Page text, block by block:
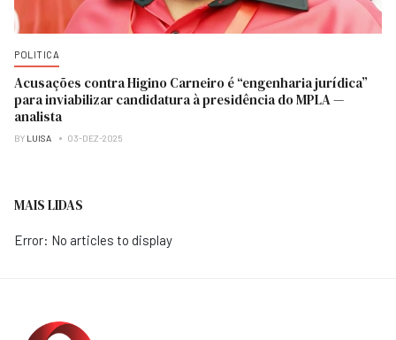
POLITICA
Acusações contra Higino Carneiro é “engenharia jurídica”
para inviabilizar candidatura à presidência do MPLA —
analista
BY LUISA 03-DEZ-2025
MAIS LIDAS
Error: No articles to display